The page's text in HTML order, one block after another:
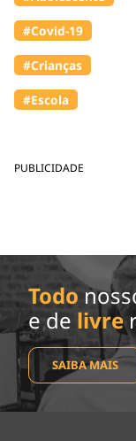
PUBLICIDADE
#Covid-19
#Crianças
#Escola
Todo
e de livre
SAIBA MAIS